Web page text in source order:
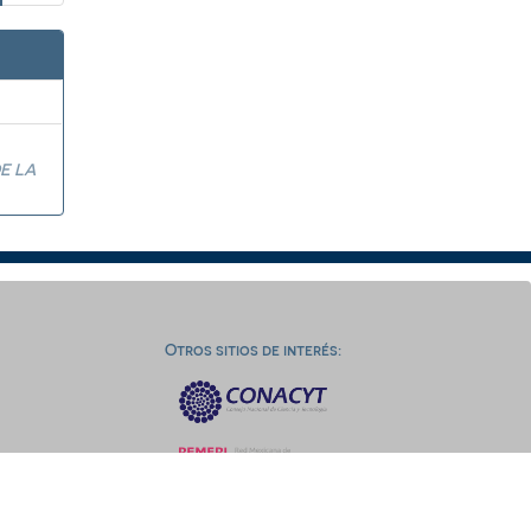
LA
Otros sitios de interés: